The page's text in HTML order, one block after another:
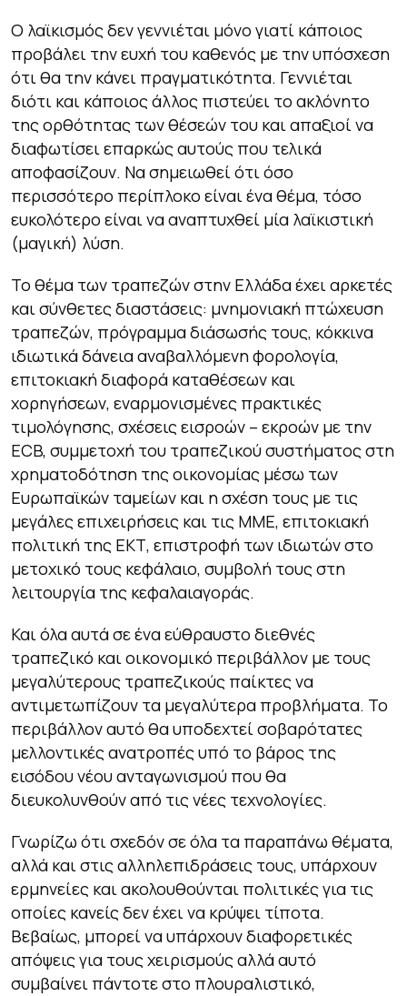
Ο λαϊκισμός δεν γεννιέται μόνο γιατί κάποιος
προβάλει την ευχή του καθενός με την υπόσχεση
ότι θα την κάνει πραγματικότητα. Γεννιέται
διότι και κάποιος άλλος πιστεύει το ακλόνητο
της ορθότητας των θέσεών του και απαξιοί να
διαφωτίσει επαρκώς αυτούς που τελικά
αποφασίζουν. Να σημειωθεί ότι όσο
περισσότερο περίπλοκο είναι ένα θέμα, τόσο
ευκολότερο είναι να αναπτυχθεί μία λαϊκιστική
(μαγική) λύση.
Το θέμα των τραπεζών στην Ελλάδα έχει αρκετές
και σύνθετες διαστάσεις: μνημονιακή πτώχευση
τραπεζών, πρόγραμμα διάσωσής τους, κόκκινα
ιδιωτικά δάνεια αναβαλλόμενη φορολογία,
επιτοκιακή διαφορά καταθέσεων και
χορηγήσεων, εναρμονισμένες πρακτικές
τιμολόγησης, σχέσεις εισροών – εκροών με την
ECB, συμμετοχή του τραπεζικού συστήματος στη
χρηματοδότηση της οικονομίας μέσω των
Ευρωπαϊκών ταμείων και η σχέση τους με τις
μεγάλες επιχειρήσεις και τις ΜΜΕ, επιτοκιακή
πολιτική της ΕΚΤ, επιστροφή των ιδιωτών στο
μετοχικό τους κεφάλαιο, συμβολή τους στη
λειτουργία της κεφαλαιαγοράς.
Και όλα αυτά σε ένα εύθραυστο διεθνές
τραπεζικό και οικονομικό περιβάλλον με τους
μεγαλύτερους τραπεζικούς παίκτες να
αντιμετωπίζουν τα μεγαλύτερα προβλήματα. Το
περιβάλλον αυτό θα υποδεχτεί σοβαρότατες
μελλοντικές ανατροπές υπό το βάρος της
εισόδου νέου ανταγωνισμού που θα
διευκολυνθούν από τις νέες τεχνολογίες.
Γνωρίζω ότι σχεδόν σε όλα τα παραπάνω θέματα,
αλλά και στις αλληλεπιδράσεις τους, υπάρχουν
ερμηνείες και ακολουθούνται πολιτικές για τις
οποίες κανείς δεν έχει να κρύψει τίποτα.
Βεβαίως, μπορεί να υπάρχουν διαφορετικές
απόψεις για τους χειρισμούς αλλά αυτό
συμβαίνει πάντοτε στο πλουραλιστικό,